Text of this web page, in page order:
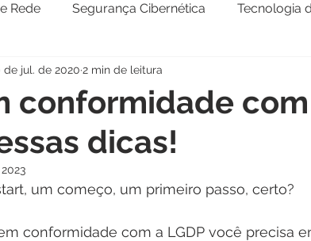
Rede Segurança Cibernética Tecnologia
Operacional
conformidade com
dicas!
de jul. de 2020 2 min de leitura
um começo, um primeiro passo, certo?
conformidade com a LGDP você precisa